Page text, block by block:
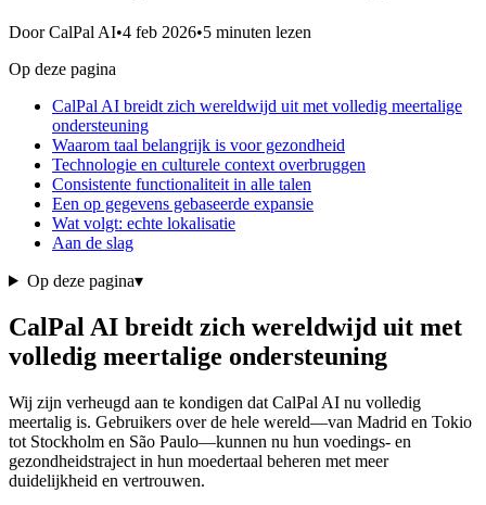
Door CalPal AI•4 feb 2026•5 minuten lezen
Op deze pagina
CalPal AI breidt zich wereldwijd uit met volledig meertalige
ondersteuning
Waarom taal belangrijk is voor gezondheid
Technologie en culturele context overbruggen
Consistente functionaliteit in alle talen
Een op gegevens gebaseerde expansie
Wat volgt: echte lokalisatie
Aan de slag
Op deze pagina▾
CalPal AI breidt zich wereldwijd uit met
volledig meertalige ondersteuning
Wij zijn verheugd aan te kondigen dat CalPal AI nu volledig
meertalig is. Gebruikers over de hele wereld—van Madrid en Tokio
tot Stockholm en São Paulo—kunnen nu hun voedings- en
gezondheidstraject in hun moedertaal beheren met meer
duidelijkheid en vertrouwen.